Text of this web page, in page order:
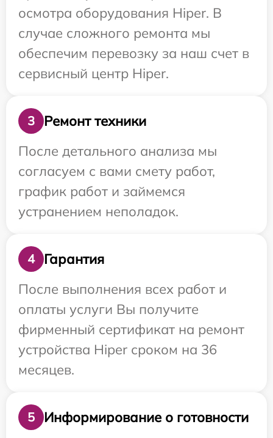
осмотра оборудования Hiper. В
случае сложного ремонта мы
обеспечим перевозку за наш счет в
сервисный центр Hiper.
3
Ремонт техники
После детального анализа мы
согласуем с вами смету работ,
график работ и займемся
устранением неполадок.
4
Гарантия
После выполнения всех работ и
оплаты услуги Вы получите
фирменный сертификат на ремонт
устройства Hiper сроком на 36
месяцев.
5
Информирование о готовности